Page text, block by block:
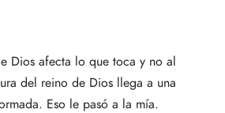
Dios afecta lo que toca y no al
del reino de Dios llega a una
Eso le pasó a la mía.